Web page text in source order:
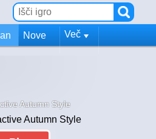
Nove Več
Autumn Style